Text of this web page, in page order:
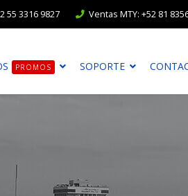
55 3316 9827 Ventas MTY: +52 81
PROMOS SOPORTE